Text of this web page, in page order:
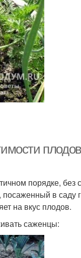
порядке, без
в саду
на вкус плодов.
саженцы: